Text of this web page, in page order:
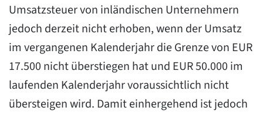
Umsatzsteuer von inländischen Unternehmern
jedoch derzeit nicht erhoben, wenn der Umsatz
im vergangenen Kalenderjahr die Grenze von EUR
17.500 nicht überstiegen hat und EUR 50.000 im
laufenden Kalenderjahr voraussichtlich nicht
übersteigen wird. Damit einhergehend ist jedoch